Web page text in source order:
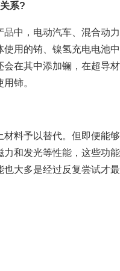
系?
中，电动汽车、混合动
用的铕、镍氢充电电池
在其中添加镧，在超导
铈。
料予以替代。但即便能
和发光等性能，这些功
大多是经过反复尝试才